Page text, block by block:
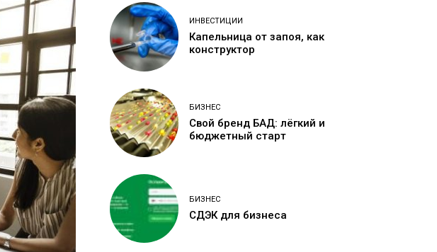
ИНВЕСТИЦИИ
Капельница от запоя, как
конструктор
БИЗНЕС
Свой бренд БАД: лёгкий и
бюджетный старт
БИЗНЕС
СДЭК для бизнеса